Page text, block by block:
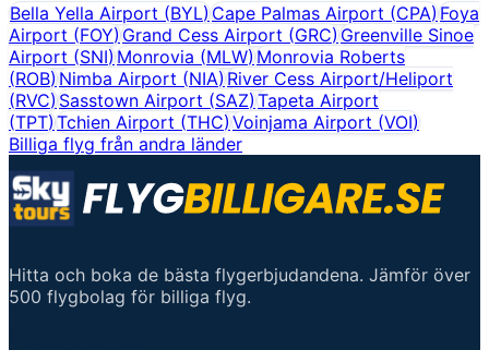
Bella Yella Airport (BYL)Cape Palmas Airport (CPA)Foya
Airport (FOY)Grand Cess Airport (GRC) Greenville Sinoe
Airport (SNI)Monrovia (MLW) Monrovia Roberts
(ROB)Nimba Airport (NIA) River Cess Airport/Heliport
(RVC)Sasstown Airport (SAZ) Tapeta Airport
(TPT)Tchien Airport (THC) Voinjama Airport (VOI)
Billiga flyg från andra länder
Hitta och boka de bästa flygerbjudandena. Jämför över
500 flygbolag för billiga flyg.